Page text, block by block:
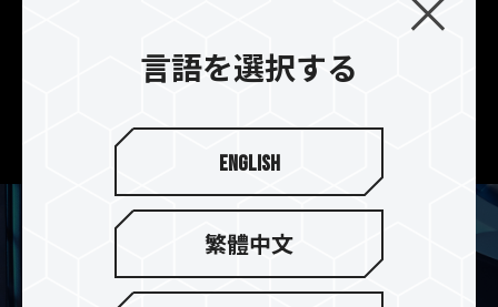
ッシュを搭載、T-FORCE G70はSLCキャッシュの
だくことができます。
言語を選択する
English
繁體中文